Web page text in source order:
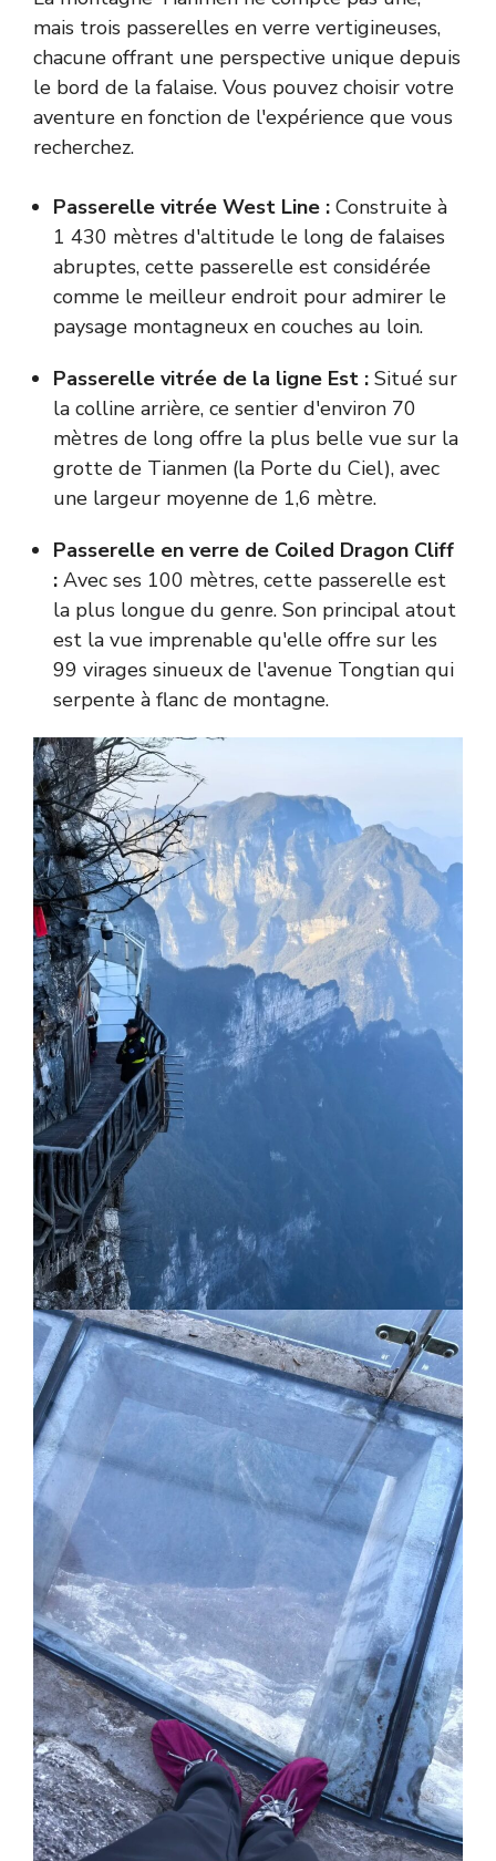
mais trois passerelles en verre vertigineuses,
chacune offrant une perspective unique depuis
le bord de la falaise. Vous pouvez choisir votre
aventure en fonction de l'expérience que vous
recherchez.
Passerelle vitrée West Line : Construite à
1 430 mètres d'altitude le long de falaises
abruptes, cette passerelle est considérée
comme le meilleur endroit pour admirer le
paysage montagneux en couches au loin.
Passerelle vitrée de la ligne Est : Situé sur
la colline arrière, ce sentier d'environ 70
mètres de long offre la plus belle vue sur la
grotte de Tianmen (la Porte du Ciel), avec
une largeur moyenne de 1,6 mètre.
Passerelle en verre de Coiled Dragon Cliff
: Avec ses 100 mètres, cette passerelle est
la plus longue du genre. Son principal atout
est la vue imprenable qu'elle offre sur les
99 virages sinueux de l'avenue Tongtian qui
serpente à flanc de montagne.